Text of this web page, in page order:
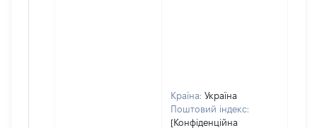
Країна: Україна
Поштовий індекс:
[Конфіденційна